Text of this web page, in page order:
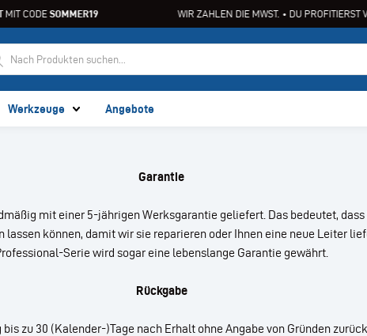
CODESOMMER19 WIR ZAHLEN DIE MWST. • DU PROFITIERST
Werkzeuge Angebote
Garantie
mit einer 5-jährigen Werksgarantie geliefert. Das bedeutet,
lassen können, damit wir sie reparieren oder Ihnen eine neue Leiter
Serie wird sogar eine lebenslange Garantie gewährt.
Rückgabe
zu 30 (Kalender-)Tage nach Erhalt ohne Angabe von Gründen